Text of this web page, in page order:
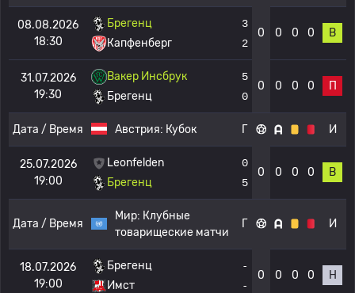
08.08.2026
18:30
Брегенц
Капфенберг
3
2
0 0 0 0 В
31.07.2026
19:30
Вакер Инсбрук
Брегенц
5
0
0 0 0 0 П
Дата / Время Австрия: Кубок Г И
25.07.2026
19:00
Leonfelden
Брегенц
0
5
0 0 0 0 В
Дата / Время
Мир: Клубные
товарищеские матчи
Г И
18.07.2026
19:00
Брегенц
Имст
-
-
0 0 0 0 Н